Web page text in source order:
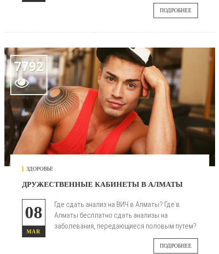
ПОДРОБНЕЕ
7792

ЗДОРОВЬЕ
ДРУЖЕСТВЕННЫЕ КАБИНЕТЫ В АЛМАТЫ
08
MAR
Где сдать анализ на ВИЧ в Алматы? Где в
Алматы бесплатно сдать анализы на
заболевания, передающиеся половым путем?
ПОДРОБНЕЕ